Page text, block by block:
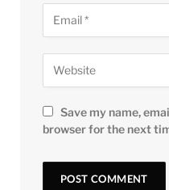
Save my name,
browser for the next